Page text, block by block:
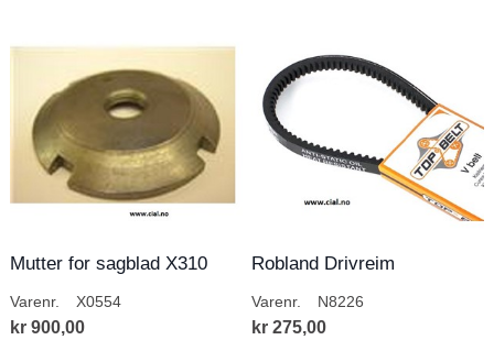
Mutter for sagblad X310
Varenr. X0554
kr 900,00
Robland Drivreim
Varenr. N8226
kr 275,00